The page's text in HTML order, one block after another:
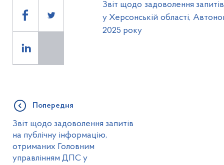
Звіт щодо задоволення
у Херсонській області,
2025 року
Попередня
Звіт щодо задоволення запитів
на публічну інформацію,
отриманих Головним
управлінням ДПС у